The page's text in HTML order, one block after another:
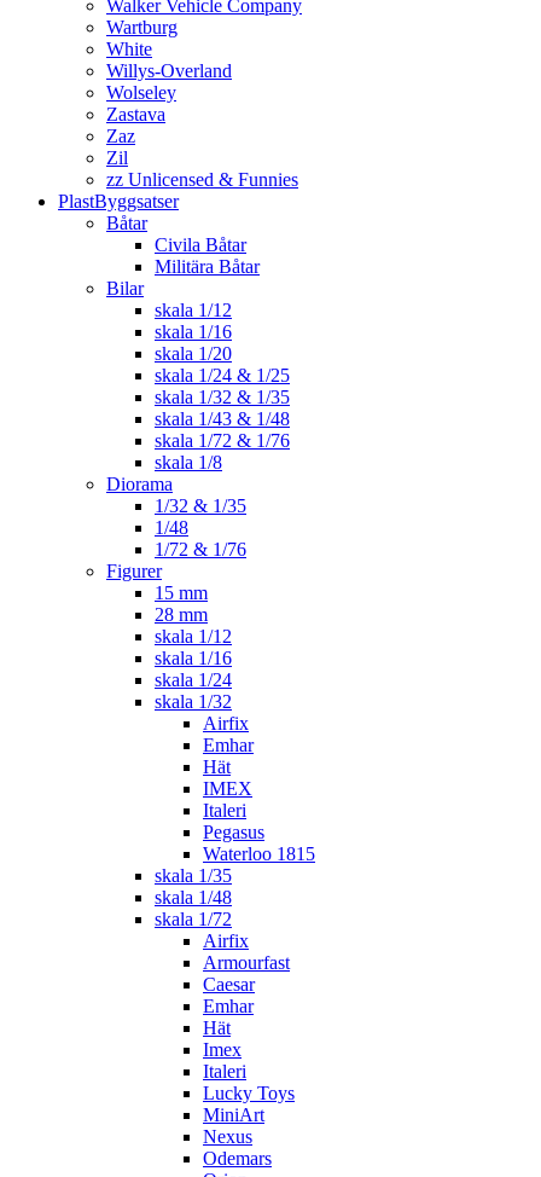
Walker Vehicle Company
Wartburg
White
Willys-Overland
Wolseley
Zastava
Zaz
Zil
zz Unlicensed & Funnies
PlastByggsatser
Båtar
Civila Båtar
Militära Båtar
Bilar
skala 1/12
skala 1/16
skala 1/20
skala 1/24 & 1/25
skala 1/32 & 1/35
skala 1/43 & 1/48
skala 1/72 & 1/76
skala 1/8
Diorama
1/32 & 1/35
1/48
1/72 & 1/76
Figurer
15 mm
28 mm
skala 1/12
skala 1/16
skala 1/24
skala 1/32
Airfix
Emhar
Hät
IMEX
Italeri
Pegasus
Waterloo 1815
skala 1/35
skala 1/48
skala 1/72
Airfix
Armourfast
Caesar
Emhar
Hät
Imex
Italeri
Lucky Toys
MiniArt
Nexus
Odemars